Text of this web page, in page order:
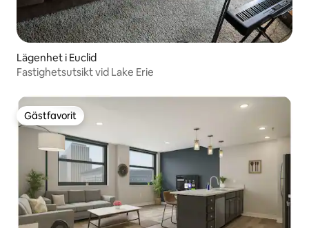
Lägenhet i Euclid
Fastighetsutsikt vid Lake Erie
Gästfavorit
Gästfavorit